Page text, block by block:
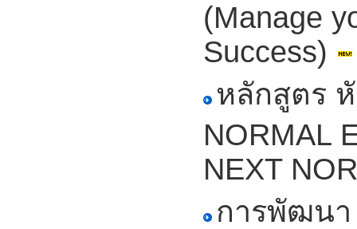
(Manage
Success)
หลักสูตร
NORMAL
NEXT
การพัฒนา